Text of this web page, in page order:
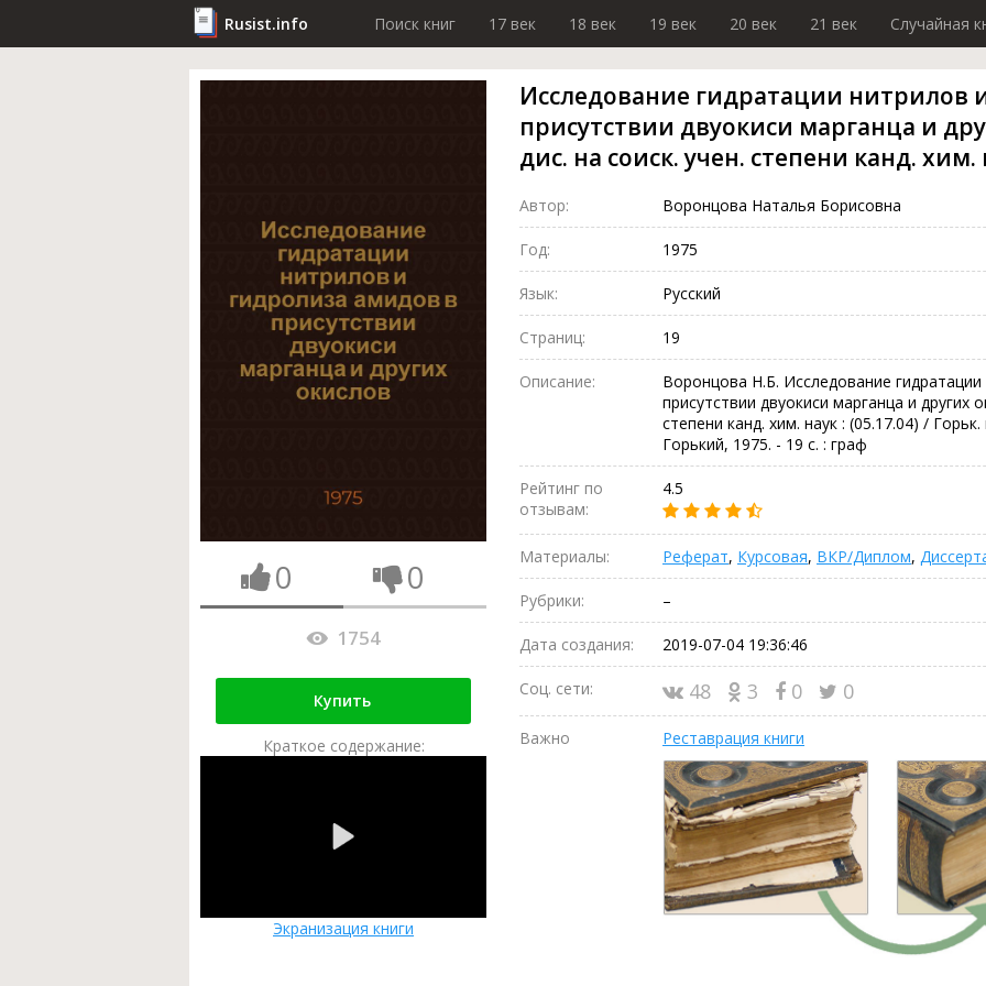
Rusist.info Поиск книг 17 век 18 век 19 век 20 век 21 век Случайная
0 0
1754
Купить
Краткое содержание:
Экранизация книги
Исследование гидратации нитрилов
присутствии двуокиси марганца и
дис. на соиск. учен. степени канд. хим.
Автор: Воронцова Наталья Борисовна
Год: 1975
Язык: Русский
Страниц: 19
Описание:
Воронцова Н.Б. Исследование
присутствии двуокиси марганца и других
степени канд. хим. наук : (05.17.04) /
Горький, 1975. - 19 с. : граф
Рейтинг по
отзывам:
4.5
Материалы: Реферат, Курсовая, ВКР/Диплом,
Рубрики: –
Дата создания: 2019-07-04 19:36:46
Соц. сети: 48 3 0 0
Важно Реставрация книги